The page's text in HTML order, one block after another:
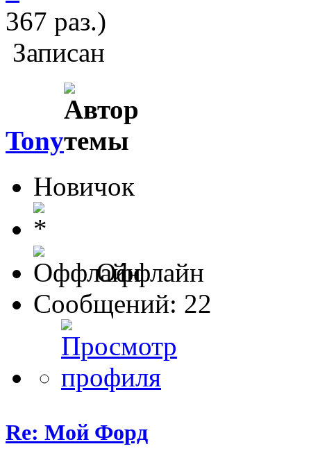
367 раз.)
Записан
Tony
Новичок
Оффлайн
Сообщений: 22
Re: Мой Форд